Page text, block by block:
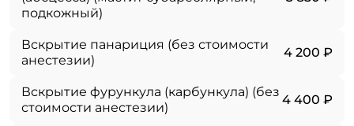
подкожный)
Вскрытие панариция (без стоимости
анестезии)
4 200 ₽
Вскрытие фурункула (карбункула) (без
стоимости анестезии)
4 400 ₽